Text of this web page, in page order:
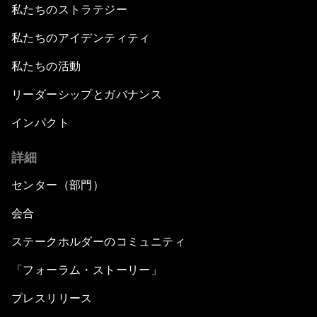
私たちのストラテジー
私たちのアイデンティティ
私たちの活動
リーダーシップとガバナンス
インパクト
詳細
センター（部門）
会合
ステークホルダーのコミュニティ
「フォーラム・ストーリー」
プレスリリース